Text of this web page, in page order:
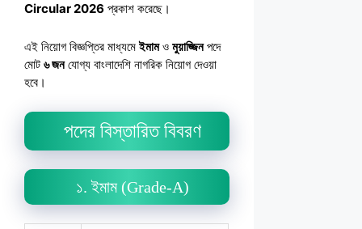
Circular 2026 প্রকাশ করেছে।
এই নিয়োগ বিজ্ঞপ্তির মাধ্যমেইমামও মুয়াজ্জিনপদে
মোট ৬ জনযোগ্য বাংলাদেশি নাগরিক নিয়োগ দেওয়া
হবে।
পদের বিস্তারিত বিবরণ
১. ইমাম (Grade-A)